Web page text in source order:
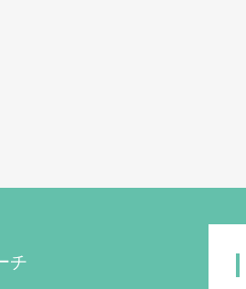
チ